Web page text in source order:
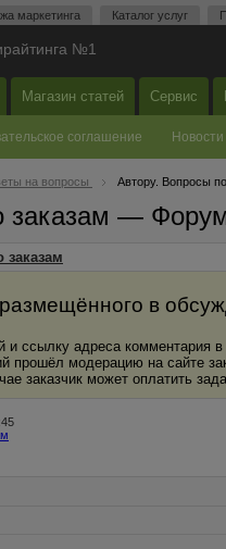
маркетинга Каталог услуг
№1
Магазин статей Сервис
соглашение Новости
на вопросы Автору. Вопросы
заказам —
в
и ссылку адреса комментария
прошёл модерацию на сайте
заказчик может оплатить